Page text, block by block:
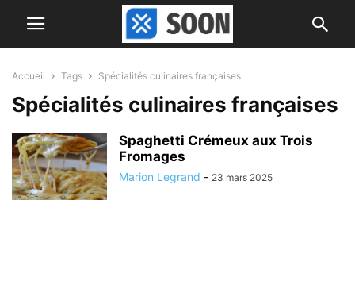
Accueil Tags Spécialités culinaires françaises
Spécialités culinaires françaises
Spaghetti Crémeux aux Trois
Fromages
Marion Legrand - 23 mars 2025